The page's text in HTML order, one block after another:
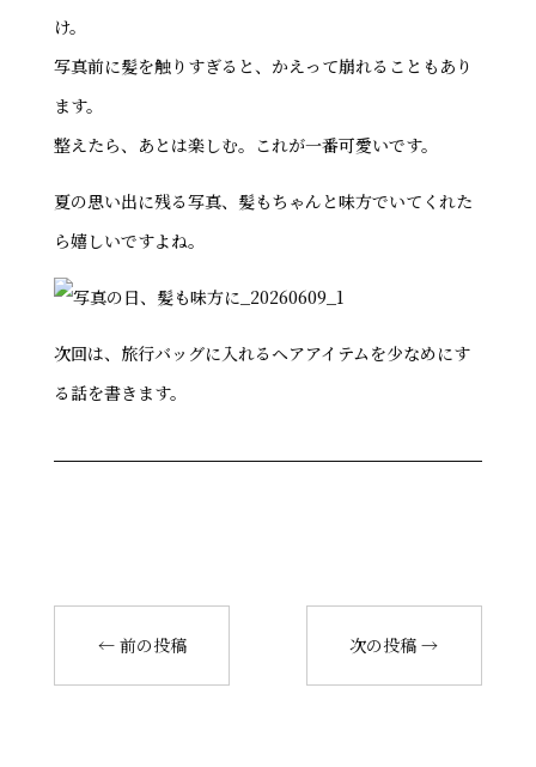
け。
写真前に髪を触りすぎると、かえって崩れることもあり
ます。
整えたら、あとは楽しむ。これが一番可愛いです。
夏の思い出に残る写真、髪もちゃんと味方でいてくれた
ら嬉しいですよね。
次回は、旅行バッグに入れるヘアアイテムを少なめにす
る話を書きます。
← 前の投稿 次の投稿 →